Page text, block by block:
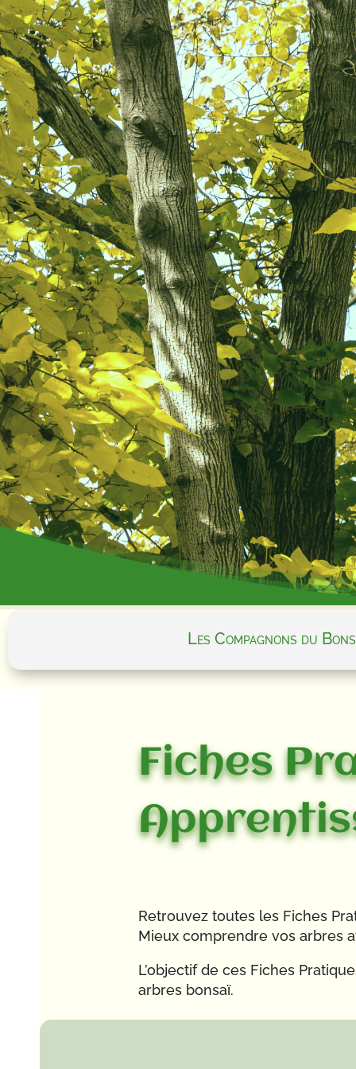
Les Compagnons du
Fiches
Retrouvez toutes les Fiches
Mieux comprendre vos arbres
L’objectif de ces Fiches
arbres bonsaï.